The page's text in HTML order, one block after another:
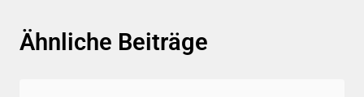
Ähnliche Beiträge